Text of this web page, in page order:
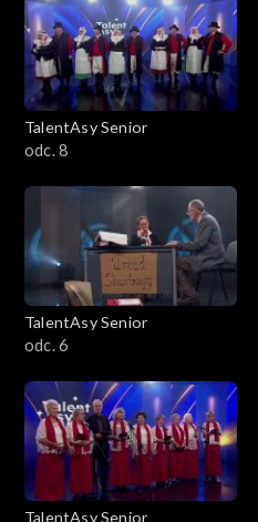
TalentAsy Senior
odc. 8
TalentAsy Senior
odc. 6
TalentAsy Senior